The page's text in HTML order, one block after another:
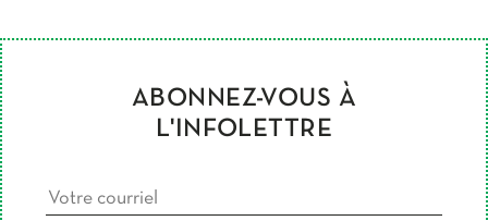
ABONNEZ-VOUS À
L'INFOLETTRE